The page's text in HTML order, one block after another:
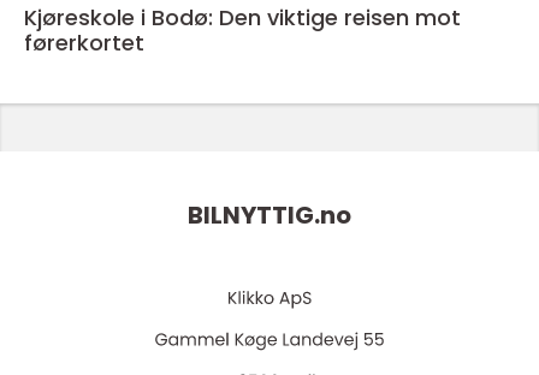
Kjøreskole i Bodø: Den viktige reisen mot
førerkortet
BILNYTTIG.no